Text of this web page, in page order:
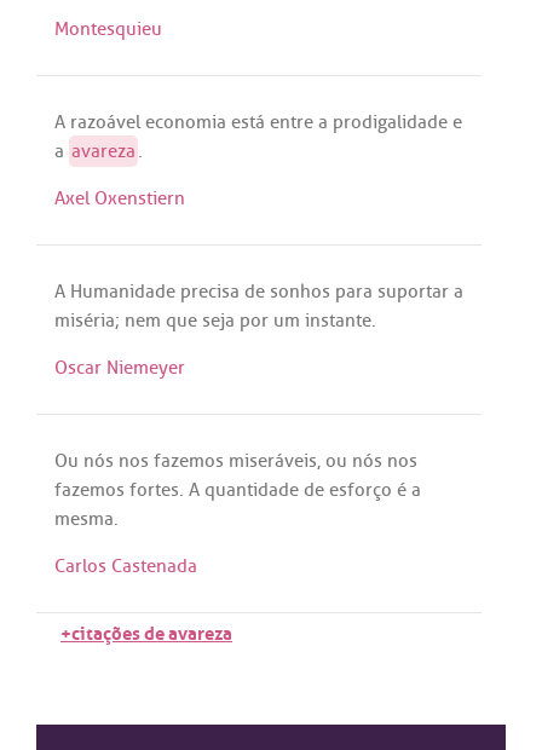
Montesquieu
A razoável economia está entre a prodigalidade e
a avareza .
Axel Oxenstiern
A Humanidade precisa de sonhos para suportar a
miséria; nem que seja por um instante.
Oscar Niemeyer
Ou nós nos fazemos miseráveis, ou nós nos
fazemos fortes. A quantidade de esforço é a
mesma.
Carlos Castenada
+citações de avareza